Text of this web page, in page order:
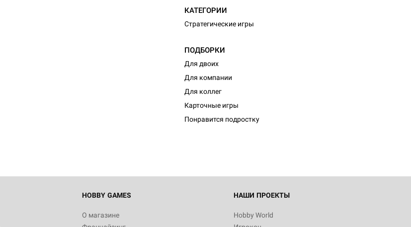
КАТЕГОРИИ
Стратегические игры
ПОДБОРКИ
Для двоих
Для компании
Для коллег
Карточные игры
Понравится подростку
HOBBY GAMES
О магазине
НАШИ ПРОЕКТЫ
Hobby World